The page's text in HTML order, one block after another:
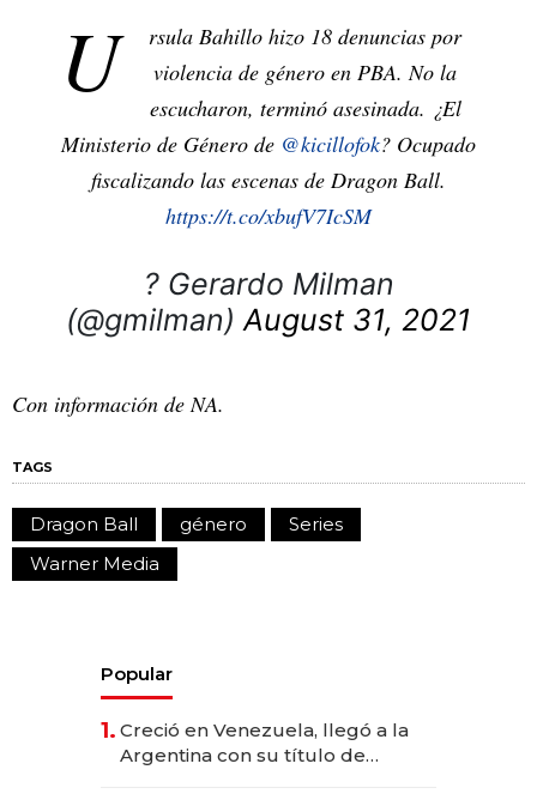
U
rsula Bahillo hizo 18 denuncias por
violencia de género en PBA. No la
escucharon, terminó asesinada. ¿El
Ministerio de Género de @kicillofok? Ocupado
fiscalizando las escenas de Dragon Ball.
https://t.co/xbufV7IcSM
? Gerardo Milman
(@gmilman)August 31, 2021
Con información de NA.
TAGS
Dragon Ball género
Series
Warner Media
Popular
1. Creció en Venezuela, llegó a la
Argentina con su título de